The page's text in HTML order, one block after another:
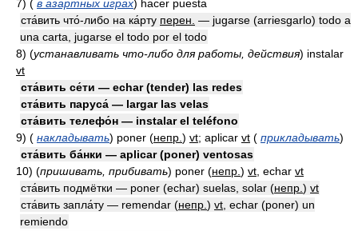
7) ( в азартных играх) hacer puesta
ста́вить что́-либо на ка́рту перен. — jugarse (arriesgarlo) todo a
una carta, jugarse el todo por el todo
8) (устанавливать что-либо для работы, действия) instalar
vt
ста́вить се́ти — echar (tender) las redes
ста́вить паруса́ — largar las velas
ста́вить телефо́н — instalar el teléfono
9) ( накладывать) poner (непр. ) vt; aplicar vt ( прикладывать)
ста́вить ба́нки — aplicar (poner) ventosas
10) (пришивать, прибивать) poner (непр. ) vt , echar vt
ста́вить подмётки — poner (echar) suelas, solar (непр. ) vt
ста́вить запла́ту — remendar (непр. ) vt , echar (poner) un
remiendo